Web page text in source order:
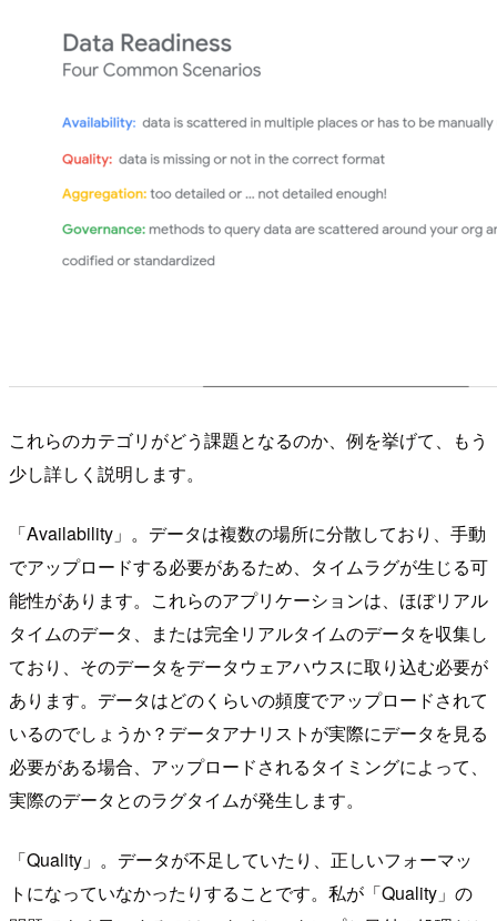
これらのカテゴリがどう課題となるのか、例を挙げて、もう
少し詳しく説明します。
「Availability」。データは複数の場所に分散しており、手動
でアップロードする必要があるため、タイムラグが生じる可
能性があります。これらのアプリケーションは、ほぼリアル
タイムのデータ、または完全リアルタイムのデータを収集し
ており、そのデータをデータウェアハウスに取り込む必要が
あります。データはどのくらいの頻度でアップロードされて
いるのでしょうか？データアナリストが実際にデータを見る
必要がある場合、アップロードされるタイミングによって、
実際のデータとのラグタイムが発生します。
「Quality」。データが不足していたり、正しいフォーマッ
トになっていなかったりすることです。私が「Quality」の